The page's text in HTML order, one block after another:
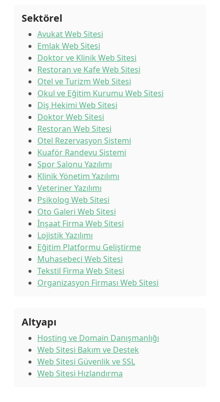
Sektörel
Avukat Web Sitesi
Emlak Web Sitesi
Doktor ve Klinik Web Sitesi
Restoran ve Kafe Web Sitesi
Otel ve Turizm Web Sitesi
Okul ve Eğitim Kurumu Web Sitesi
Diş Hekimi Web Sitesi
Doktor Web Sitesi
Restoran Web Sitesi
Otel Rezervasyon Sistemi
Kuaför Randevu Sistemi
Spor Salonu Yazılımı
Klinik Yönetim Yazılımı
Veteriner Yazılımı
Psikolog Web Sitesi
Oto Galeri Web Sitesi
İnşaat Firma Web Sitesi
Lojistik Yazılımı
Eğitim Platformu Geliştirme
Muhasebeci Web Sitesi
Tekstil Firma Web Sitesi
Organizasyon Firması Web Sitesi
Altyapı
Hosting ve Domain Danışmanlığı
Web Sitesi Bakım ve Destek
Web Sitesi Güvenlik ve SSL
Web Sitesi Hızlandırma